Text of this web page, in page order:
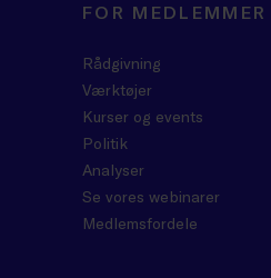
FOR MEDLEMMER
Rådgivning
Værktøjer
Kurser og events
Politik
Analyser
Se vores webinarer
Medlemsfordele